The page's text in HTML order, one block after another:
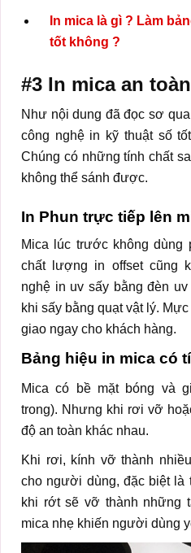
In mica là gì ? Làm
tốt không ?
#3 In mica an
Như nội dung đã đọc sơ
công nghệ in kỹ thuật số
Chúng có những tính chất
không thể sánh được.
In Phun trực tiếp lên
Mica lúc trước không
chất lượng in offset cũng
nghệ in uv sấy bằng đèn
khi sấy bằng quạt vật lý.
giao ngay cho khách hàng.
Bảng hiệu in mica có
Mica có bề mặt bóng và
trong). Nhưng khi rơi vỡ
độ an toàn khác nhau.
Khi rơi, kính vỡ thành
cho người dùng, đặc biệt là
khi rớt sẽ vỡ thành những
mica nhẹ khiến người dùng